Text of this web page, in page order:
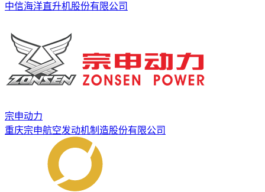
中信海洋直升机股份有限公司
宗申动力
重庆宗申航空发动机制造股份有限公司